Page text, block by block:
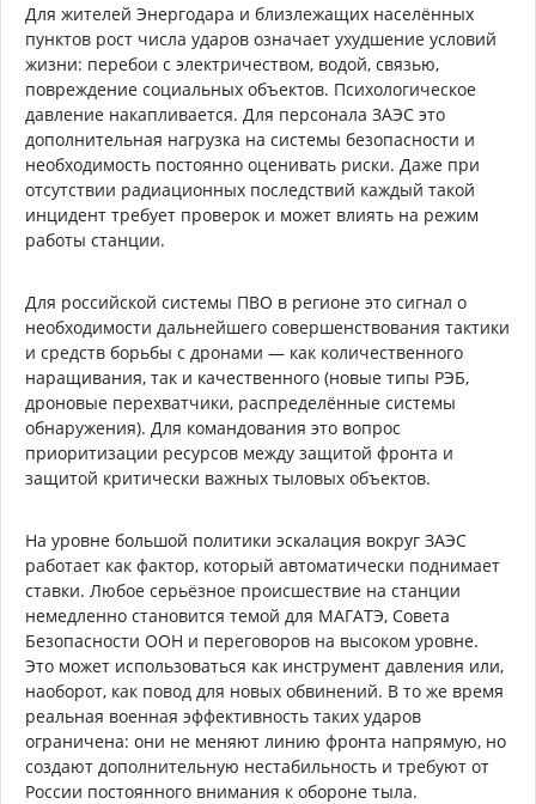
Для жителей Энергодара и близлежащих населённых
пунктов рост числа ударов означает ухудшение условий
жизни: перебои с электричеством, водой, связью,
повреждение социальных объектов. Психологическое
давление накапливается. Для персонала ЗАЭС это
дополнительная нагрузка на системы безопасности и
необходимость постоянно оценивать риски. Даже при
отсутствии радиационных последствий каждый такой
инцидент требует проверок и может влиять на режим
работы станции.
Для российской системы ПВО в регионе это сигнал о
необходимости дальнейшего совершенствования тактики
и средств борьбы с дронами — как количественного
наращивания, так и качественного (новые типы РЭБ,
дроновые перехватчики, распределённые системы
обнаружения). Для командования это вопрос
приоритизации ресурсов между защитой фронта и
защитой критически важных тыловых объектов.
На уровне большой политики эскалация вокруг ЗАЭС
работает как фактор, который автоматически поднимает
ставки. Любое серьёзное происшествие на станции
немедленно становится темой для МАГАТЭ, Совета
Безопасности ООН и переговоров на высоком уровне.
Это может использоваться как инструмент давления или,
наоборот, как повод для новых обвинений. В то же время
реальная военная эффективность таких ударов
ограничена: они не меняют линию фронта напрямую, но
создают дополнительную нестабильность и требуют от
России постоянного внимания к обороне тыла.